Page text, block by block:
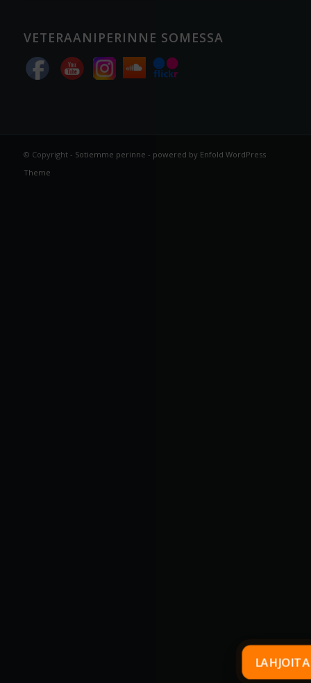
VETERAANIPERINNE SOMESSA
© Copyright - Sotiemme perinne - powered by Enfold WordPress
Theme
LAHJOITA